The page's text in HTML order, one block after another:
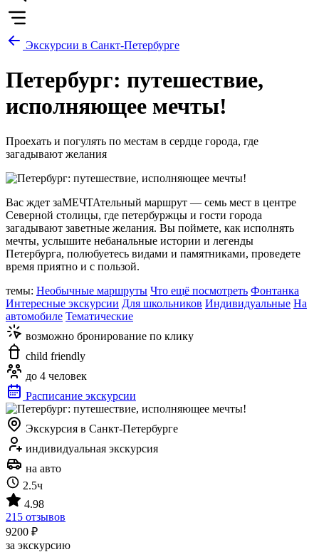
Экскурсии в Санкт-Петербурге
Петербург: путешествие,
исполняющее мечты!
Проехать и погулять по местам в сердце города, где
загадывают желания
Вас ждет заМЕЧТАтельный маршрут — семь мест в центре
Северной столицы, где петербуржцы и гости города
загадывают заветные желания. Вы поймете, как исполнять
мечты, услышите небанальные истории и легенды
Петербурга, полюбуетесь видами и памятниками, проведете
время приятно и с пользой.
темы: Необычные маршруты Что ещё посмотреть Фонтанка
Интересные экскурсии Для школьников Индивидуальные На
автомобиле Тематические
возможно бронирование по клику
child friendly
до 4 человек
Расписание экскурсии
Экскурсия в Санкт-Петербурге
индивидуальная экскурсия
на авто
2.5ч
4.98
215 отзывов
9200 ₽
за экскурсию